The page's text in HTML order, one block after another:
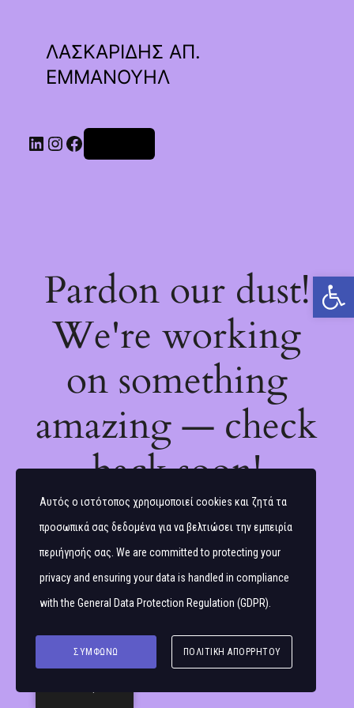
Ανοίξτε τη γραμμή εργαλείων
ΛΑΣΚΑΡΙΔΗΣ ΑΠ.
ΕΜΜΑΝΟΥΗΛ
Linkedin
Instagram
Facebook
Pardon our dust!
We're working
on something
amazing — check
back soon!
Αυτός ο ιστότοπος χρησιμοποιεί cookies και ζητά τα
προσωπικά σας δεδομένα για να βελτιώσει την εμπειρία
περιήγησής σας. We are committed to protecting your
privacy and ensuring your data is handled in compliance
with the General Data Protection Regulation (GDPR)
ΣΥΜΦΩΝΏ ΠΟΛΙΤΙΚΉ ΑΠΟΡΡΉΤΟΥ